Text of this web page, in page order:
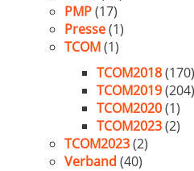
PMP(17)
Presse(1)
TCOM(1)
TCOM2018(170)
TCOM2019(204)
TCOM2020(1)
TCOM2023(2)
TCOM2023(2)
Verband (40)